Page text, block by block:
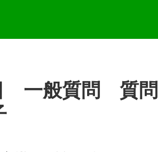
一般質問 質問